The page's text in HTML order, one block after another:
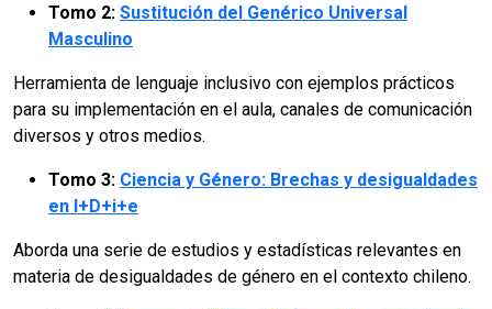
Tomo 2: Sustitución del Genérico Universal
Masculino
Herramienta de lenguaje inclusivo con ejemplos prácticos
para su implementación en el aula, canales de comunicación
diversos y otros medios.
Tomo 3: Ciencia y Género: Brechas y desigualdades
en I+D+i+e
Aborda una serie de estudios y estadísticas relevantes en
materia de desigualdades de género en el contexto chileno.